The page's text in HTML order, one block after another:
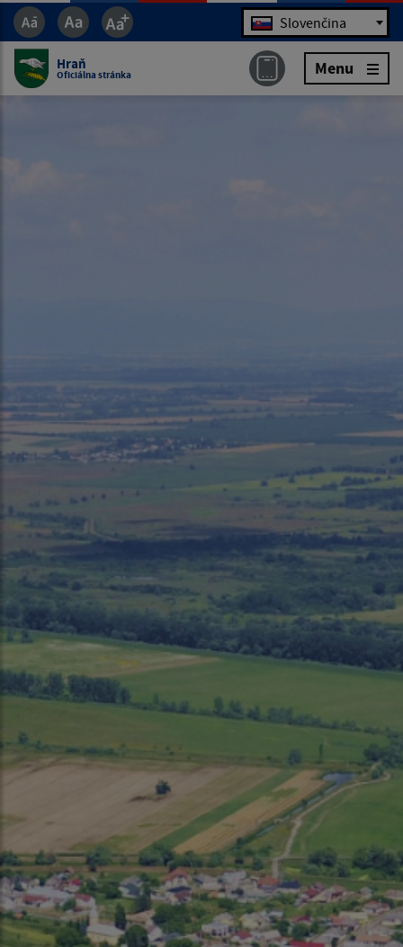
Jazyk Slovenčina
Hraň
Oficiálna stránka Menu